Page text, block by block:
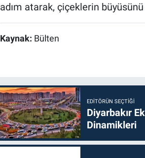
adım atarak, çiçeklerin
Kaynak: Bülten
EDITÖRÜN SEÇTIĞI
Diyarbakır
Dinamikleri